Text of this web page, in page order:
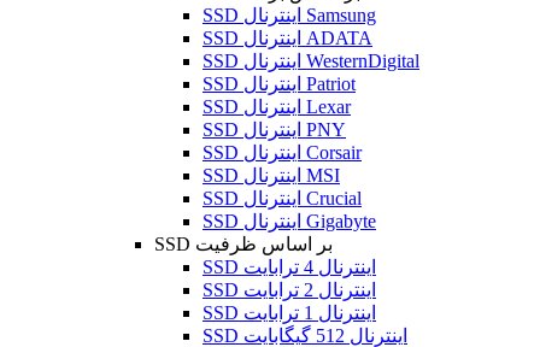
SSD اینترنال Samsung
SSD اینترنال ADATA
SSD اینترنال WesternDigital
SSD اینترنال Patriot
SSD اینترنال Lexar
SSD اینترنال PNY
SSD اینترنال Corsair
SSD اینترنال MSI
SSD اینترنال Crucial
SSD اینترنال Gigabyte
SSD بر اساس ظرفیت
SSD اینترنال 4 ترابایت
SSD اینترنال 2 ترابایت
SSD اینترنال 1 ترابایت
SSD اینترنال 512 گیگابایت